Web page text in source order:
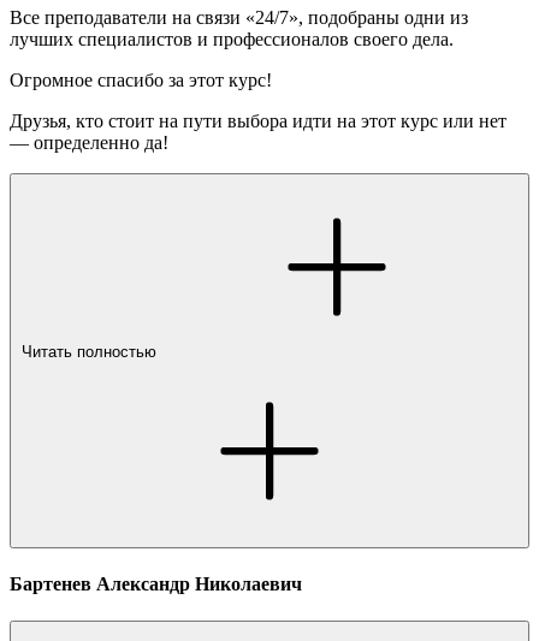
Все преподаватели на связи «24/7», подобраны одни из
лучших специалистов и профессионалов своего дела.
Огромное спасибо за этот курс!
Друзья, кто стоит на пути выбора идти на этот курс или нет
— определенно да!
Читать полностью
Бартенев Александр Николаевич